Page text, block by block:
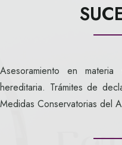
Asesoramiento en
hereditaria. Trámites de
Medidas Conservatorias del